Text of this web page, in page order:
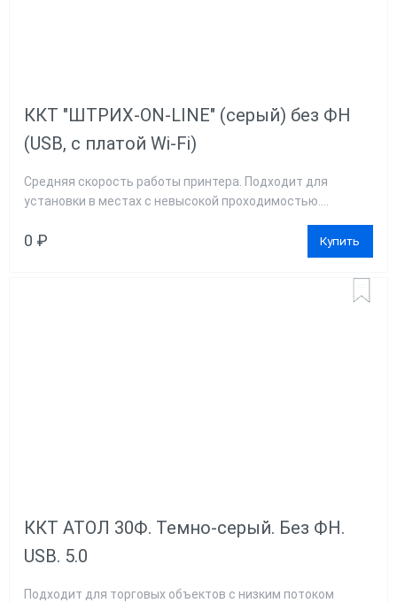
ККТ "ШТРИХ-ON-LINE" (серый) без ФН
(USB, с платой Wi-Fi)
Средняя скорость работы принтера. Подходит для
установки в местах с невысокой проходимостью....
0 ₽ Купить
ККТ АТОЛ 30Ф. Темно-серый. Без ФН.
USB. 5.0
Подходит для торговых объектов с низким потоком